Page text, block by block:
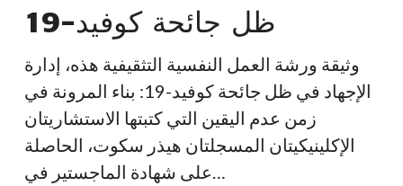
ظل
كوفيد-19
ظل جائحة كوفيد-19
وثيقة ورشة العمل النفسية التثقيفية هذه، إدارة
الإجهاد في ظل جائحة كوفيد-19: بناء المرونة في
زمن عدم اليقين التي كتبتها الاستشاريتان
الإكلينيكيتان المسجلتان هيذر سكوت، الحاصلة
على شهادة الماجستير في…